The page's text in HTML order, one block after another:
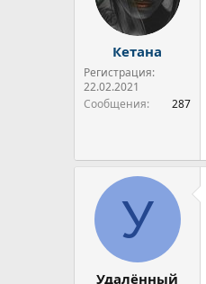
Кетана
Регистрация:
22.02.2021
Сообщения
287
У
Удалённый